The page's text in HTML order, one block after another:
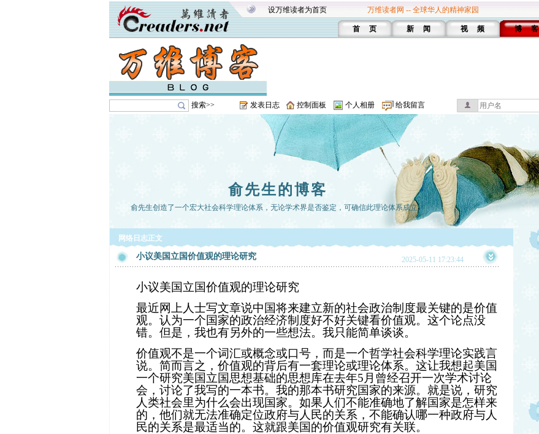
设万维读者为首页 万维读者网 -- 全球华人的精神家园
首 页 新 闻 视 频 博 客
搜索>> 发表日志 控制面板 个人相册 给我留言
俞先生的博客
俞先生创造了一个宏大社会科学理论体系，无论学术界是否鉴定，可确信此理论体系成立。
网络日志正文
小议美国立国价值观的理论研究 2025-05-11 17:23:44
小议美国立国价值观的理论研究
最近网上人士写文章说中国将来建立新的社会政治制度最关键的是价值
观。认为一个国家的政治经济制度好不好关键看价值观。这个论点没
错。但是，我也有另外的一些想法。我只能简单谈谈。
价值观不是一个词汇或概念或口号，而是一个哲学社会科学理论实践言
说。简而言之，价值观的背后有一套理论或理论体系。这让我想起美国
一个研究美国立国思想基础的思想库在去年5 月曾经召开一次学术讨论
会，讨论了我写的一本书。我的那本书研究国家的来源。就是说，研究
人类社会里为什么会出现国家。如果人们不能准确地了解国家是怎样来
的，他们就无法准确定位政府与人民的关系，不能确认哪一种政府与人
民的关系是最适当的。这就跟美国的价值观研究有关联。